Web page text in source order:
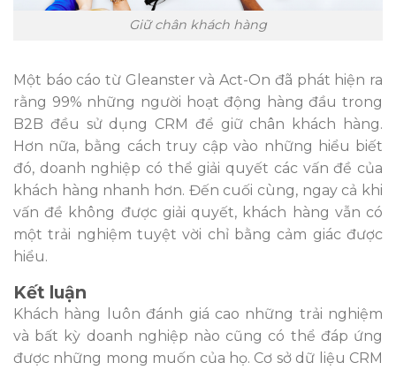
Giữ chân khách hàng
Một báo cáo từ Gleanster và Act-On đã phát hiện ra
rằng 99% những người hoạt động hàng đầu trong
B2B đều sử dụng CRM để giữ chân khách hàng.
Hơn nữa, bằng cách truy cập vào những hiểu biết
đó, doanh nghiệp có thể giải quyết các vấn đề của
khách hàng nhanh hơn. Đến cuối cùng, ngay cả khi
vấn đề không được giải quyết, khách hàng vẫn có
một trải nghiệm tuyệt vời chỉ bằng cảm giác được
hiểu.
Kết luận
Khách hàng luôn đánh giá cao những trải nghiệm
và bất kỳ doanh nghiệp nào cũng có thể đáp ứng
được những mong muốn của họ. Cơ sở dữ liệu CRM